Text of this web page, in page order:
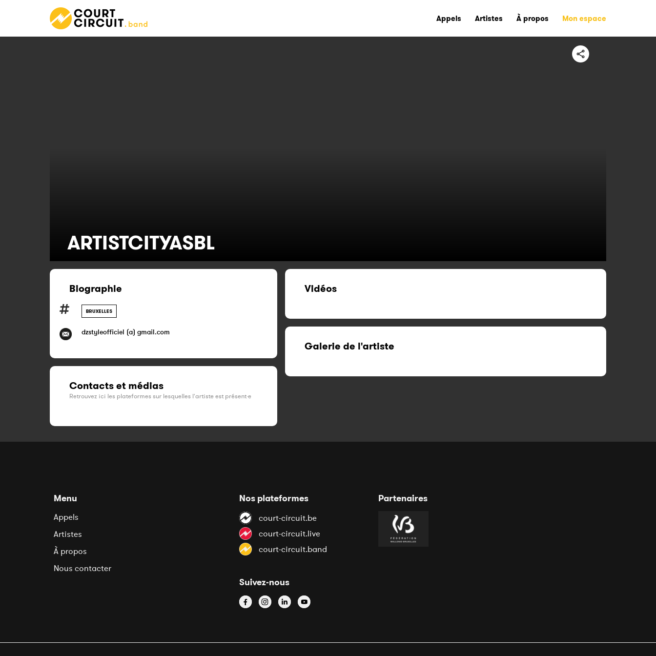
Appels Artistes À propos Mon espace
ARTISTCITYASBL
Biographie
BRUXELLES
dzstyleofficiel (a) gmail.com
Contacts et médias
Retrouvez ici les plateformes sur lesquelles l'artiste est présent·e
Vidéos
Galerie de l'artiste
Menu
Appels
Artistes
À propos
Nous contacter
Nos plateformes
court-circuit.be
court-circuit.live
court-circuit.band
Suivez-nous
Partenaires